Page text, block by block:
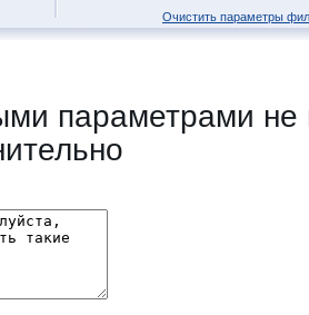
Очистить параметры
параметрами